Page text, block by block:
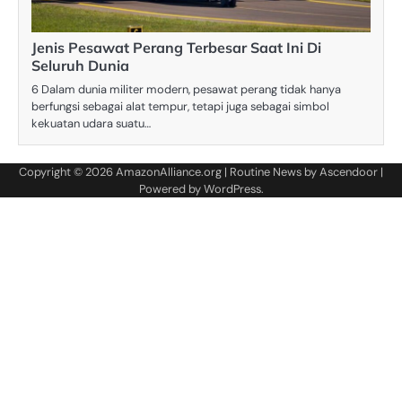
Jenis Pesawat Perang Terbesar Saat Ini Di
Seluruh Dunia
6 Dalam dunia militer modern, pesawat perang tidak hanya
berfungsi sebagai alat tempur, tetapi juga sebagai simbol
kekuatan udara suatu…
Copyright © 2026AmazonAlliance.org | Routine News byAscendoor |
Powered byWordPress.